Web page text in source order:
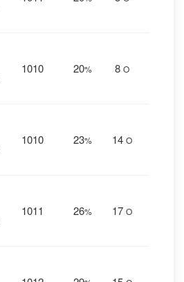
1010 20% 8 O
1010 23% 14 O
1011 26% 17 O